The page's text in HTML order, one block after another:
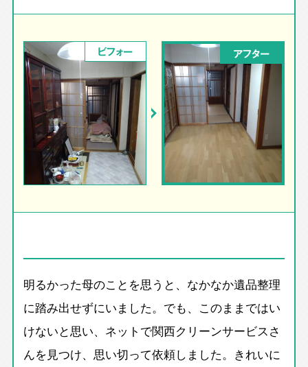
ビフォー アフター
明るかった母のことを思うと、なかなか遺品整理
に踏み出せずにいました。でも、このままではい
けないと思い、ネットで関西クリーンサービスさ
んを見つけ、思い切って依頼しました。きれいに